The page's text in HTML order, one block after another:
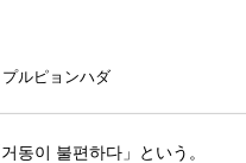
ルピョンハダ
동이 불편하다」という。